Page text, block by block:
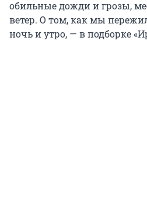
обильные дожди и грозы,
ветер. О том, как мы
ночь и утро, — в подборке